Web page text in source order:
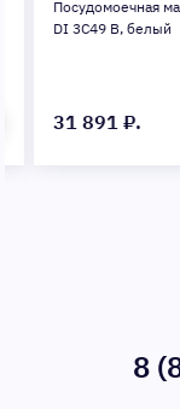
Посудомоечная
DI 3C49 B, белый
31 891 ₽.
8